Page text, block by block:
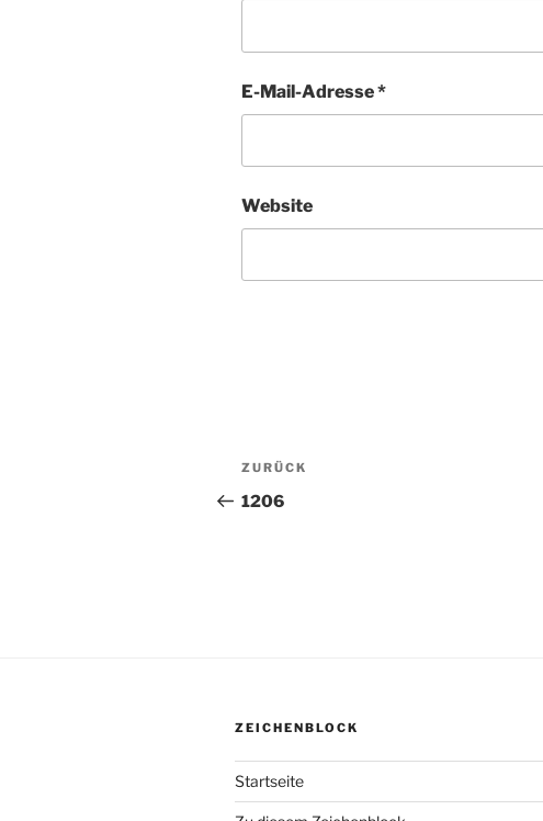
E-Mail-Adresse*
Website
Beitragsnavigation
Vorheriger
Beitrag
ZURÜCK
1206
ZEICHENBLOCK
Startseite